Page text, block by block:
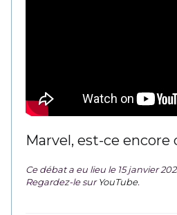
Marvel, est-ce encore
Ce débat a eu lieu le 15 janvier
Regardez-le surYouTube.